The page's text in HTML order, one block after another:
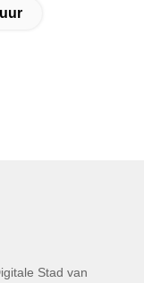
Stad van